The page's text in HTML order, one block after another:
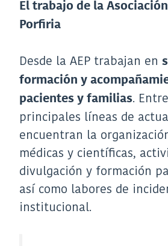
El trabajo de la
Porfiria
Desde la AEP trabajan en
formación y
pacientes y familias.
principales líneas de
encuentran la
médicas y científicas,
divulgación y formación
así como labores de
institucional.